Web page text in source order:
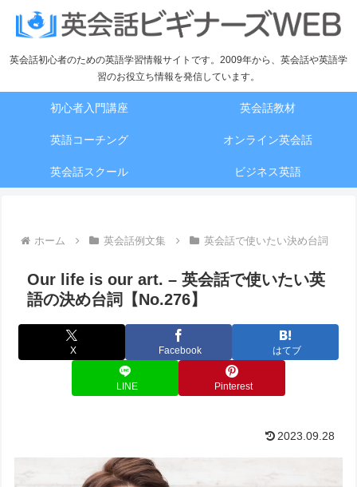
英会話初心者のための英語学習情報サイトです。2009年から、英会話や英語学
習のお役立ち情報を発信しています。
初心者入門講座 英会話教材
英語コーチング オンライン英会話
英会話スクール ビジネス英語
ホーム 英会話例文集 英会話で使いたい決め台詞
Our life is our art. – 英会話で使いたい英
語の決め台詞【No.276】
X Facebook はてブ
LINE Pinterest
2023.09.28